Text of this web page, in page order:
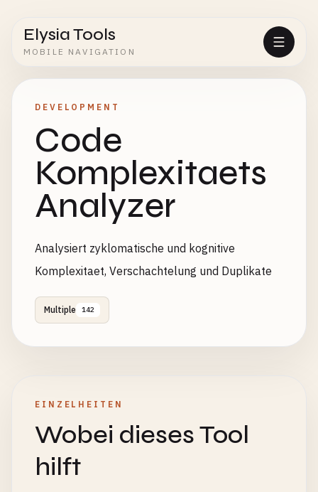
Elysia Tools
MOBILE NAVIGATION
DEVELOPMENT
Code
Komplexitaets
Analyzer
Analysiert zyklomatische und kognitive
Komplexitaet, Verschachtelung und Duplikate
Multiple 142
EINZELHEITEN
Wobei dieses Tool
hilft